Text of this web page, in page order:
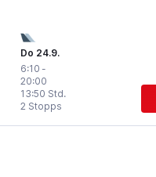
Do 24.9.
6:10 -
20:00
2 Stopps
13:50 Std.